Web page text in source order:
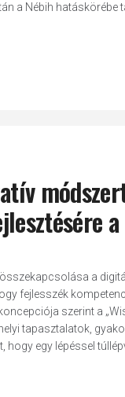
a Nébih hatáskörébe
a
fejlesszék
szerint a
tapasztalatok,
egy lépéssel